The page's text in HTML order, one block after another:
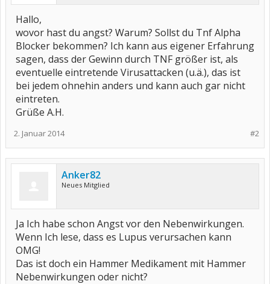
Hallo,
wovor hast du angst? Warum? Sollst du Tnf Alpha
Blocker bekommen? Ich kann aus eigener Erfahrung
sagen, dass der Gewinn durch TNF größer ist, als
eventuelle eintretende Virusattacken (u.ä.), das ist
bei jedem ohnehin anders und kann auch gar nicht
eintreten.
Grüße A.H.
#2
2. Januar 2014
Anker82
Neues Mitglied
Ja Ich habe schon Angst vor den Nebenwirkungen.
Wenn Ich lese, dass es Lupus verursachen kann
OMG!
Das ist doch ein Hammer Medikament mit Hammer
Nebenwirkungen oder nicht?